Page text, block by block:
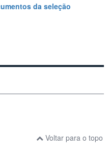
da seleção
Voltar para o topo